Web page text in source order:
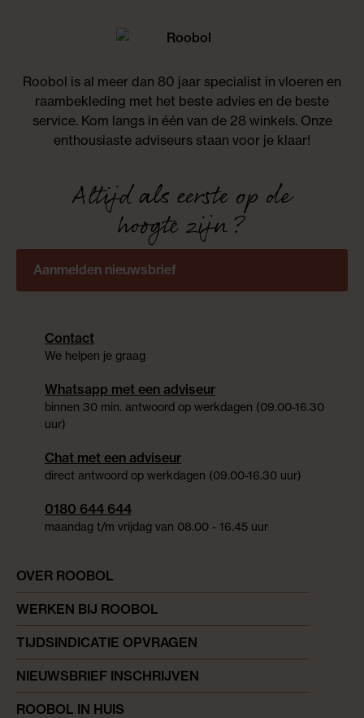
Roobol is al meer dan 80 jaar specialist in vloeren en
raambekleding met het beste advies en de beste
service. Kom langs in één van de 28 winkels. Onze
enthousiaste adviseurs staan voor je klaar!
Altijd als eerste op de
hoogte zijn?
Aanmelden nieuwsbrief
OVER ROOBOL
WERKEN BIJ ROOBOL
TIJDSINDICATIE OPVRAGEN
NIEUWSBRIEF INSCHRIJVEN
ROOBOL IN HUIS
Contact
We helpen je graag
Whatsapp met een adviseur
binnen 30 min. antwoord op werkdagen (09.00-16.30
uur)
Chat met een adviseur
direct antwoord op werkdagen (09.00-16.30 uur)
0180 644 644
maandag t/m vrijdag van 08.00 - 16.45 uur